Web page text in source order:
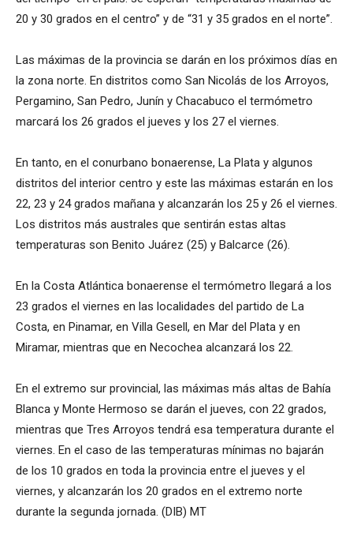
20 y 30 grados en el centro” y de “31 y 35 grados en el norte”.
Las máximas de la provincia se darán en los próximos días en
la zona norte. En distritos como San Nicolás de los Arroyos,
Pergamino, San Pedro, Junín y Chacabuco el termómetro
marcará los 26 grados el jueves y los 27 el viernes.
En tanto, en el conurbano bonaerense, La Plata y algunos
distritos del interior centro y este las máximas estarán en los
22, 23 y 24 grados mañana y alcanzarán los 25 y 26 el viernes.
Los distritos más australes que sentirán estas altas
temperaturas son Benito Juárez (25) y Balcarce (26).
En la Costa Atlántica bonaerense el termómetro llegará a los
23 grados el viernes en las localidades del partido de La
Costa, en Pinamar, en Villa Gesell, en Mar del Plata y en
Miramar, mientras que en Necochea alcanzará los 22.
En el extremo sur provincial, las máximas más altas de Bahía
Blanca y Monte Hermoso se darán el jueves, con 22 grados,
mientras que Tres Arroyos tendrá esa temperatura durante el
viernes. En el caso de las temperaturas mínimas no bajarán
de los 10 grados en toda la provincia entre el jueves y el
viernes, y alcanzarán los 20 grados en el extremo norte
durante la segunda jornada. (DIB) MT